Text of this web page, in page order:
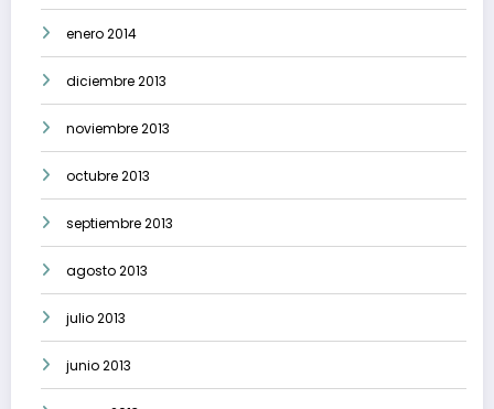
enero 2014
diciembre 2013
noviembre 2013
octubre 2013
septiembre 2013
agosto 2013
julio 2013
junio 2013